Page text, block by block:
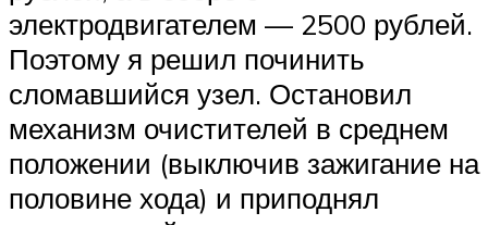
электродвигателем — 2500 рублей.
Поэтому я решил починить
сломавшийся узел. Остановил
механизм очистителей в среднем
положении (выключив зажигание на
половине хода) и приподнял